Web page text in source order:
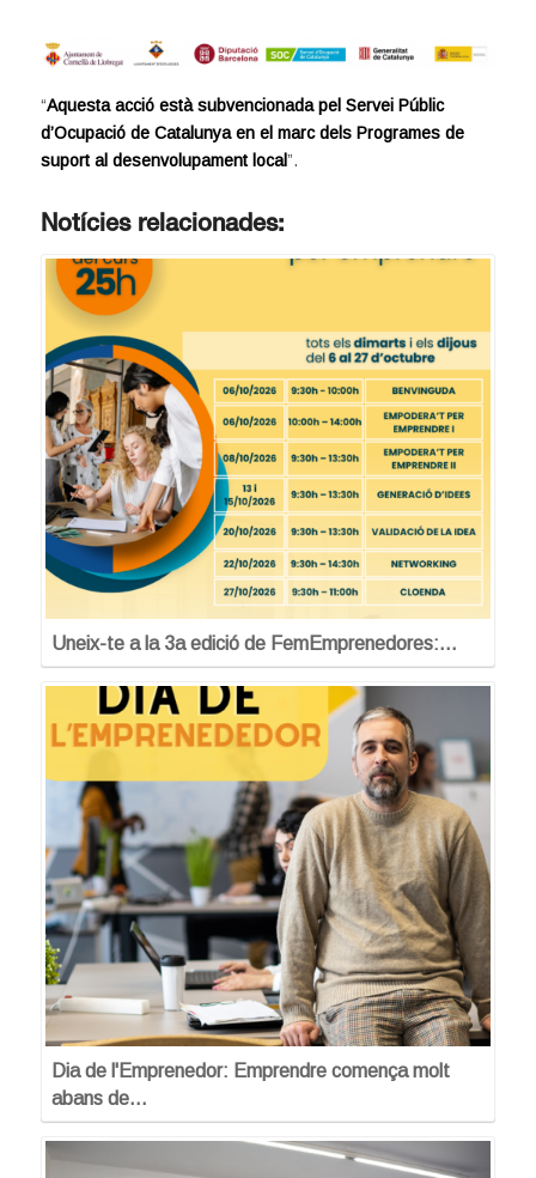
“Aquesta acció està subvencionada pel Servei Públic
d’Ocupació de Catalunya en el marc dels Programes de
suport al desenvolupament local”.
Notícies relacionades:
Uneix-te a la 3a edició de FemEmprenedores:…
Dia de l'Emprenedor: Emprendre comença molt
abans de…